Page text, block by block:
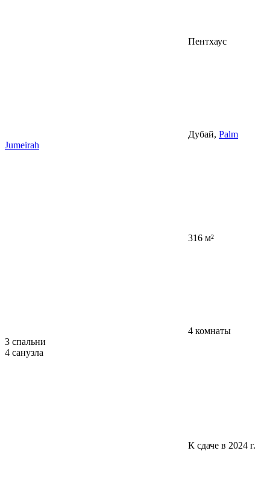
Пентхаус
Дубай, Palm
Jumeirah
316 м²
4 комнаты
3 спальни
4 санузла
К сдаче в 2024 г.